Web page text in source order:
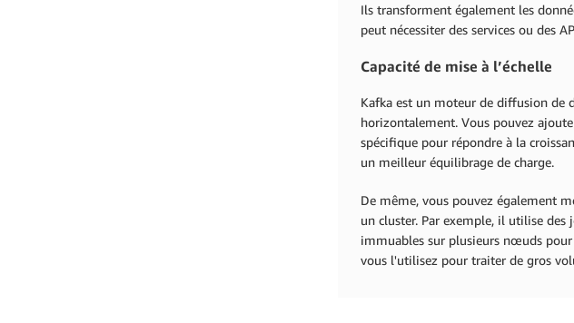
Ils transforment également les
peut nécessiter des services ou des
Capacité de mise à l’échelle
Kafka est un moteur de diffusion de
horizontalement. Vous pouvez
spécifique pour répondre à la
un meilleur équilibrage de charge.
De même, vous pouvez également
un cluster. Par exemple, il utilise
immuables sur plusieurs nœuds
vous l'utilisez pour traiter de gros